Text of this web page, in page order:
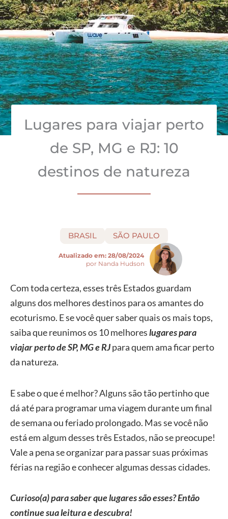
Lugares para viajar perto
de SP, MG e RJ: 10
destinos de natureza
BRASIL SÃO PAULO
Atualizado em: 28/08/2024
por Nanda Hudson
Com toda certeza, esses três Estados guardam
alguns dos melhores destinos para os amantes do
ecoturismo. E se você quer saber quais os mais tops,
saiba que reunimos os 10 melhoreslugares para
viajar perto de SP, MG e RJpara quem ama ficar perto
da natureza.
E sabe o que é melhor? Alguns são tão pertinho que
dá até para programar uma viagem durante um final
de semana ou feriado prolongado. Mas se você não
está em algum desses três Estados, não se preocupe!
Vale a pena se organizar para passar suas próximas
férias na região e conhecer algumas dessas cidades.
Curioso(a) para saber que lugares são esses? Então
continue sua leitura e descubra!